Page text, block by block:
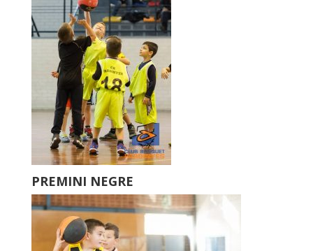
PREMINI NEGRE